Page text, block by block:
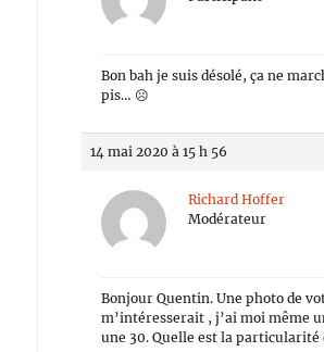
Bon bah je suis désolé, ça ne
pis… ☹
14 mai 2020 à 15 h 56
Richard Hoffer
Modérateur
Bonjour Quentin. Une photo de
m’intéresserait , j’ai moi même
une 30. Quelle est la particularité